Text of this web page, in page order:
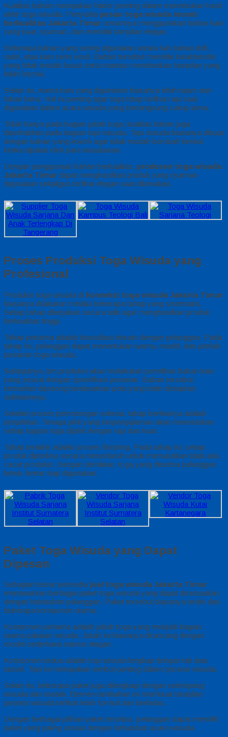
Kualitas bahan merupakan faktor penting dalam menentukan hasil
akhir toga wisuda. Penyedia pesan toga wisuda murah
berkualitas Jakarta Timur umumnya menggunakan bahan kain
yang kuat, nyaman, dan memiliki tampilan elegan.
Beberapa bahan yang sering digunakan antara lain bahan drill,
satin, atau kain semi wool. Bahan tersebut memiliki karakteristik
yang tidak mudah kusut serta mampu memberikan tampilan yang
lebih formal.
Selain itu, warna kain yang digunakan biasanya lebih tajam dan
tahan lama. Hal ini penting agar toga tetap terlihat rapi saat
digunakan dalam acara wisuda yang berlangsung cukup lama.
Tidak hanya pada bagian jubah toga, kualitas bahan juga
diperhatikan pada bagian topi wisuda. Topi wisuda biasanya dibuat
dengan bahan yang kokoh agar tidak mudah berubah bentuk
ketika dipakai oleh para wisudawan.
Dengan penggunaan bahan berkualitas, produsen toga wisuda
Jakarta Timur dapat menghasilkan produk yang nyaman
digunakan sekaligus terlihat elegan saat dikenakan.
Proses Produksi Toga Wisuda yang
Profesional
Produksi toga wisuda di konveksi toga wisuda Jakarta Timur
biasanya dilakukan melalui beberapa tahap yang sistematis.
Setiap tahap dikerjakan secara teliti agar menghasilkan produk
berkualitas tinggi.
Tahap pertama adalah konsultasi desain dengan pelanggan. Pada
tahap ini, pelanggan dapat menentukan warna, model, dan jumlah
pesanan toga wisuda.
Selanjutnya, tim produksi akan melakukan pemilihan bahan kain
yang sesuai dengan spesifikasi pesanan. Bahan tersebut
kemudian dipotong berdasarkan pola yang telah disiapkan
sebelumnya.
Setelah proses pemotongan selesai, tahap berikutnya adalah
penjahitan. Tenaga jahit yang berpengalaman akan memastikan
setiap bagian toga dijahit dengan rapi dan kuat.
Tahap terakhir adalah proses finishing. Pada tahap ini, setiap
produk diperiksa secara menyeluruh untuk memastikan tidak ada
cacat produksi. Dengan demikian, toga yang diterima pelanggan
benar-benar siap digunakan.
Paket Toga Wisuda yang Dapat
Dipesan
Sebagian besar penyedia jual toga wisuda Jakarta Timur
menawarkan berbagai paket toga wisuda yang dapat disesuaikan
dengan kebutuhan pelanggan. Paket tersebut biasanya terdiri dari
beberapa komponen utama.
Komponen pertama adalah jubah toga yang menjadi bagian
utama pakaian wisuda. Jubah ini biasanya dirancang dengan
model sederhana namun elegan.
Komponen kedua adalah topi wisuda lengkap dengan tali atau
tassel. Topi ini merupakan simbol penting dalam prosesi wisuda.
Selain itu, beberapa paket juga dilengkapi dengan selempang
wisuda dan medali. Elemen tambahan ini membuat tampilan
peserta wisuda terlihat lebih formal dan berkelas.
Dengan berbagai pilihan paket tersebut, pelanggan dapat memilih
paket yang paling sesuai dengan kebutuhan acara wisuda.